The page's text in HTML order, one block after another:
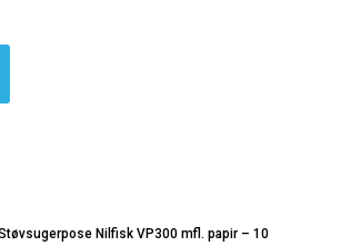
Nilfisk VP300 mfl. papir – 10